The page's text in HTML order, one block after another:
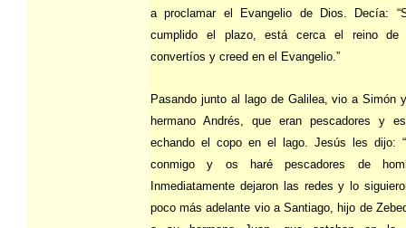
a proclamar el Evangelio de Dios. Decía:
cumplido el plazo, está cerca el reino de
convertíos y creed en el Evangelio.”
Pasando junto al lago de Galilea, vio a Simón
hermano Andrés, que eran pescadores y
echando el copo en el lago. Jesús les dijo:
conmigo y os haré pescadores de
Inmediatamente dejaron las redes y lo
poco más adelante vio a Santiago, hijo de